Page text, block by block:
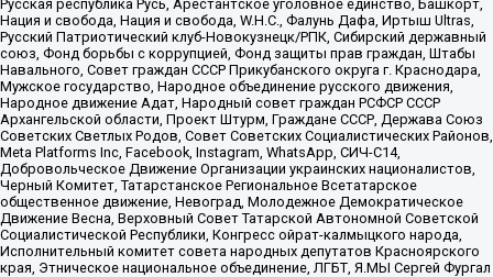
Русская республика Русь, Арестантское уголовное единство, Башкорт,
Нация и свобода, Нация и свобода, W.H.С., Фалунь Дафа, Иртыш Ultras,
Русский Патриотический клуб-Новокузнецк/РПК, Сибирский державный
союз, Фонд борьбы с коррупцией, Фонд защиты прав граждан, Штабы
Навального, Совет граждан СССР Прикубанского округа г. Краснодара,
Мужское государство, Народное объединение русского движения,
Народное движение Адат, Народный совет граждан РСФСР СССР
Архангельской области, Проект Штурм, Граждане СССР, Держава Союз
Советских Светлых Родов, Совет Советских Социалистических Районов,
Meta Platforms Inc, Facebook, Instagram, WhatsApp, СИЧ-С14,
Добровольческое Движение Организации украинских националистов,
Черный Комитет, Татарстанское Региональное Всетатарское
общественное движение, Невоград, Молодежное Демократическое
Движение Весна, Верховный Совет Татарской Автономной Советской
Социалистической Республики, Конгресс ойрат-калмыцкого народа,
Исполнительный комитет совета народных депутатов Красноярского
края, Этническое национальное объединение, ЛГБТ, Я.МЫ Сергей Фургал